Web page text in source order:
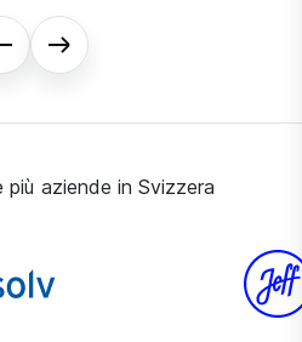
aziende in Svizzera